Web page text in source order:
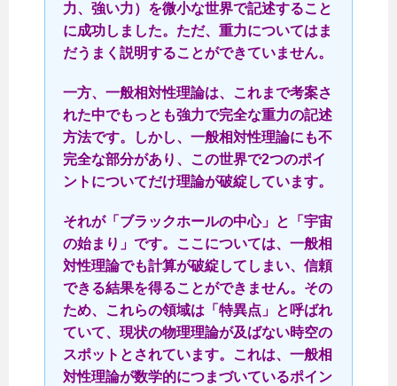
力、強い力）を微小な世界で記述すること
に成功しました。ただ、重力についてはま
だうまく説明することができていません。
一方、一般相対性理論は、これまで考案さ
れた中でもっとも強力で完全な重力の記述
方法です。しかし、一般相対性理論にも不
完全な部分があり、この世界で2つのポイ
ントについてだけ理論が破綻しています。
それが「ブラックホールの中心」と「宇宙
の始まり」です。ここについては、一般相
対性理論でも計算が破綻してしまい、信頼
できる結果を得ることができません。その
ため、これらの領域は「特異点」と呼ばれ
ていて、現状の物理理論が及ばない時空の
スポットとされています。これは、一般相
対性理論が数学的につまづいているポイン